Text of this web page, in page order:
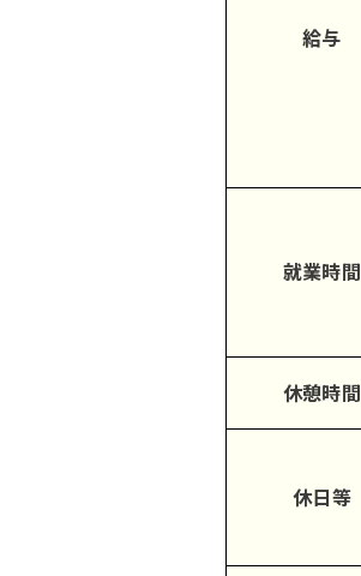
給与
就業時間
休憩時間
休日等